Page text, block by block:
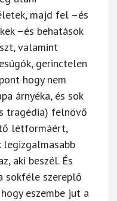
majd fel –és
–és behatások
valamint
gerinctelen
hogy nem
árnyéka, és sok
tragédia) felnövő
létformáért,
aki beszél. És
sokféle szereplő
eszembe jut a